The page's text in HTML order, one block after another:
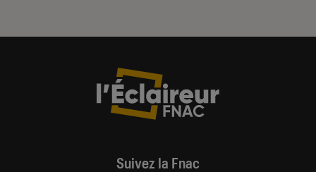
Suivez la Fnac